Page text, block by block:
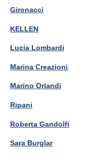
Gironacci
KELLEN
Lucia Lombardi
Marina Creazioni
Marino Orlandi
Ripani
Roberta Gandolfi
Sara Burglar